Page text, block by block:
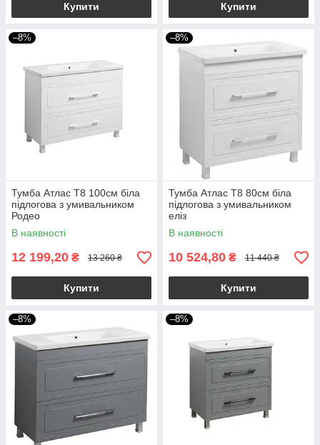
Купити Купити
–8%
Тумба Атлас Т8 100см біла
підлогова з умивальником
Родео
В наявності
12 199,20 ₴ 13 260 ₴
Купити
–8%
Тумба Атлас Т8 80см біла
підлогова з умивальником
еліз
В наявності
10 524,80 ₴ 11 440 ₴
Купити
–8% –8%